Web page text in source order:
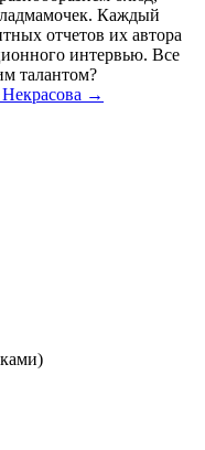
Каждый
отчетов их автора
интервью. Все
талантом?
→